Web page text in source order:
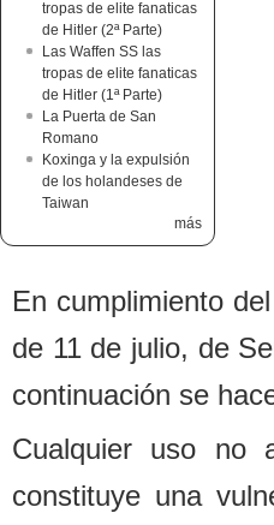
tropas de elite fanaticas
de Hitler (2ª Parte)
Las Waffen SS las
tropas de elite fanaticas
de Hitler (1ª Parte)
La Puerta de San
Romano
Koxinga y la expulsión
de los holandeses de
Taiwan
más
En cumplimiento
de 11 de julio, de
continuación se
Cualquier uso no
constituye una